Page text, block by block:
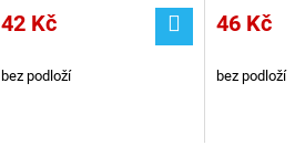
42 Kč
bez podloží
46 Kč
bez podloží